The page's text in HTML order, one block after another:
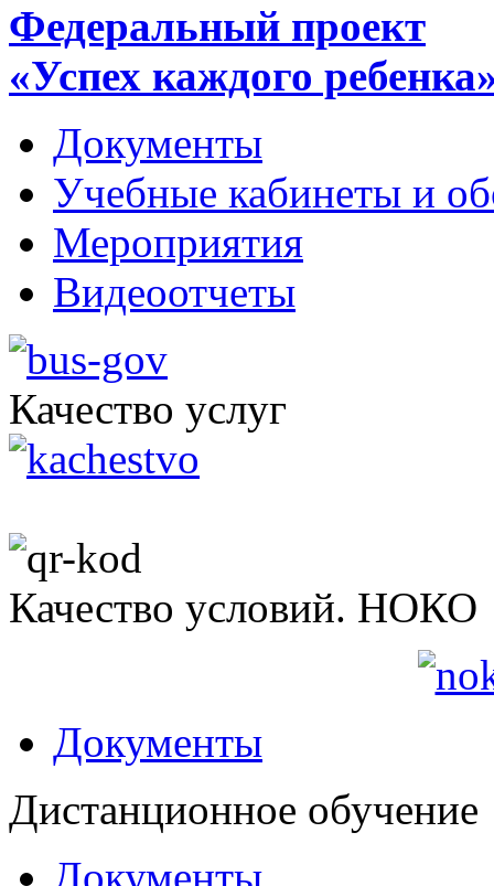
Федеральный проект
«Успех каждого
Документы
Учебные кабинеты и
Мероприятия
Видеоотчеты
Качество услуг
Качество условий. НОКО
Документы
Дистанционное обучение
Документы